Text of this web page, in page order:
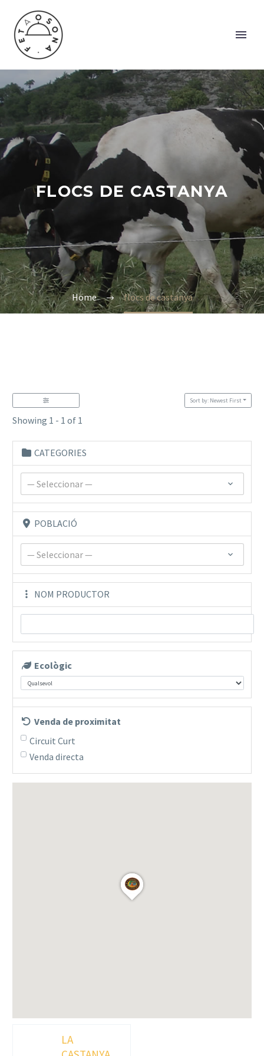
FLOCS DE CASTANYA
Home flocs de castanya
Showing 1 - 1 of 1
Sort by: Newest First
CATEGORIES
— Seleccionar —
POBLACIÓ
— Seleccionar —
NOM PRODUCTOR
Ecològic
Venda de proximitat
Circuit Curt
Venda directa
LA